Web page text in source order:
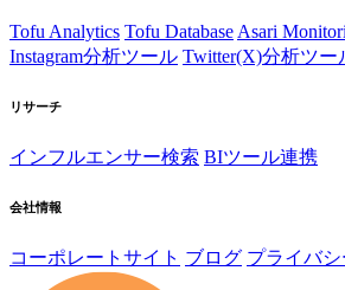
Tofu Analytics Tofu Database Asari
Instagram分析ツール Twitter(X)分析ツー
リサーチ
インフルエンサー検索 BIツール連携
会社情報
コーポレートサイト ブログ プライバ